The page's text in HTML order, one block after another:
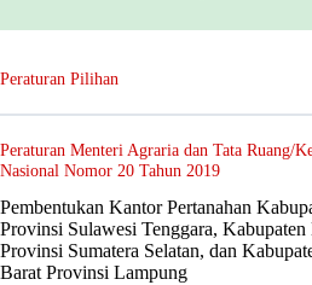
Peraturan Pilihan
Peraturan Menteri Agraria dan Tata Ruang/
Nasional Nomor 20 Tahun 2019
Pembentukan Kantor Pertanahan
Provinsi Sulawesi Tenggara,
Provinsi Sumatera Selatan, dan
Barat Provinsi Lampung